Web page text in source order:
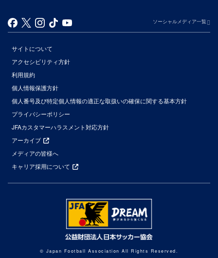
ソーシャルメディア一覧
サイトについて
アクセシビリティ方針
利用規約
個人情報保護方針
個人番号及び特定個人情報の適正な取扱いの確保に関する基本方針
プライバシーポリシー
JFAカスタマーハラスメント対応方針
アーカイブ
メディアの皆様へ
キャリア採用について
© Japan Football Association All Rights Reserved.